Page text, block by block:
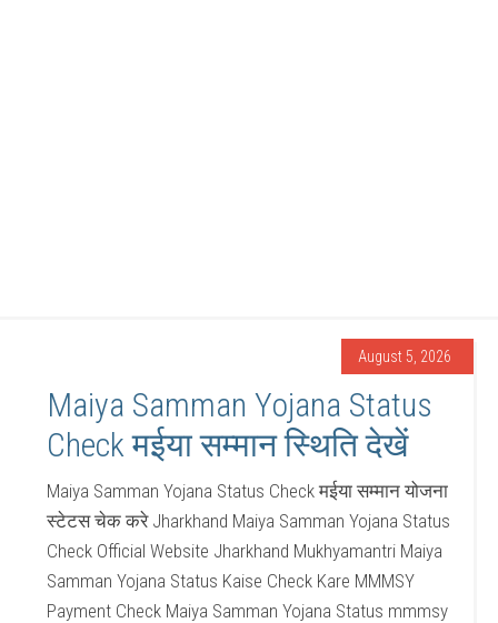
August 5, 2026
Maiya Samman Yojana Status
Check मईया सम्मान स्थिति देखें
Maiya Samman Yojana Status Check मईया सम्मान योजना
स्टेटस चेक करे Jharkhand Maiya Samman Yojana Status
Check Official Website Jharkhand Mukhyamantri Maiya
Samman Yojana Status Kaise Check Kare MMMSY
Payment Check Maiya Samman Yojana Status mmmsy